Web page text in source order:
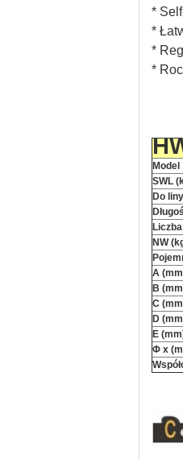
*
*
*
*
Model
SWL
Do
NW
A
B
C
D
E
Φ x